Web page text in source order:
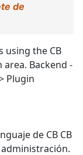
de
using the CB
Backend -
Plugin
de CB CB